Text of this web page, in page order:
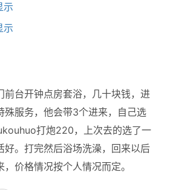
示
示
前台开钟点房套浴，几十块钱，进
殊服务，他会带3个进来，自己选
打炮220，上次去的选了一
好。打完然后浴场洗澡，回来以后
价格情况按个人情况而定。